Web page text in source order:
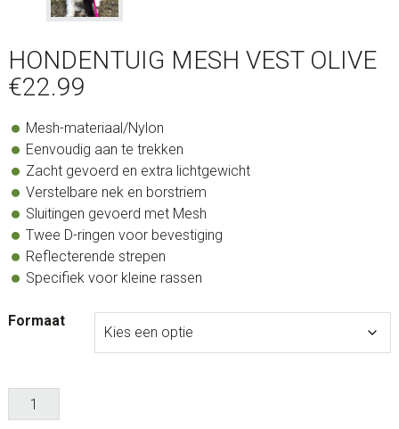
HONDENTUIG MESH VEST OLIVE
€22.99
Mesh-materiaal/Nylon
Eenvoudig aan te trekken
Zacht gevoerd en extra lichtgewicht
Verstelbare nek en borstriem
Sluitingen gevoerd met Mesh
Twee D-ringen voor bevestiging
Reflecterende strepen
Specifiek voor kleine rassen
Formaat
Hondentuig
Mesh